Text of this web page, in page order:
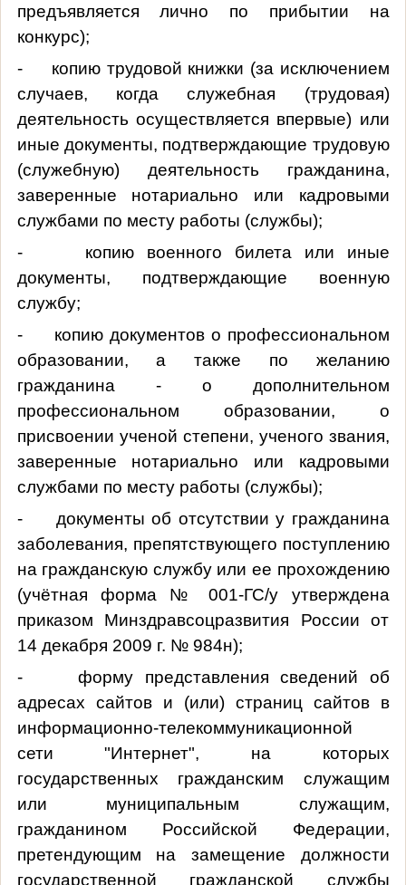
предъявляется лично по прибытии на
конкурс);
- копию трудовой книжки (за исключением
случаев, когда служебная (трудовая)
деятельность осуществляется впервые) или
иные документы, подтверждающие трудовую
(служебную) деятельность гражданина,
заверенные нотариально или кадровыми
службами по месту работы (службы);
- копию военного билета или иные
документы, подтверждающие военную
службу;
- копию документов о профессиональном
образовании, а также по желанию
гражданина - о дополнительном
профессиональном образовании, о
присвоении ученой степени, ученого звания,
заверенные нотариально или кадровыми
службами по месту работы (службы);
- документы об отсутствии у гражданина
заболевания, препятствующего поступлению
на гражданскую службу или ее прохождению
(учётная форма № 001-ГС/у утверждена
приказом Минздравсоцразвития России от
14 декабря 2009 г. № 984н);
- форму представления сведений об
адресах сайтов и (или) страниц сайтов в
информационно-телекоммуникационной
сети "Интернет", на которых
государственных гражданским служащим
или муниципальным служащим,
гражданином Российской Федерации,
претендующим на замещение должности
государственной гражданской службы